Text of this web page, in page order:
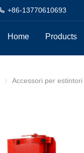
Home Products
+86-13770610693
Accessori per estintori